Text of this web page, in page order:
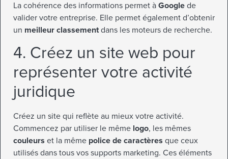
La cohérence des informations permet à Google de
valider votre entreprise. Elle permet également d’obtenir
un meilleur classementdans les moteurs de recherche.
4. Créez un site web pour
représenter votre activité
juridique
Créez un site qui reflète au mieux votre activité.
Commencez par utiliser le même logo, les mêmes
couleurs et la même police de caractères que ceux
utilisés dans tous vos supports marketing. Ces éléments